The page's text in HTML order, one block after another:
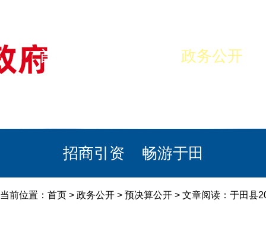
首页 政务公开
招商引资 畅游于田
当前位置： 首页 > 政务公开 > 预决算公开 > 文章阅读：于田县